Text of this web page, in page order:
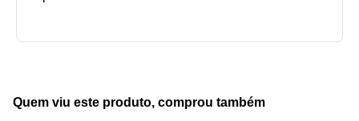
Quem viu este produto, comprou também